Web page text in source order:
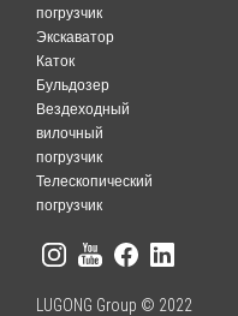
погрузчик
Экскаватор
Каток
Бульдозер
Вездеходный
вилочный
погрузчик
Телескопический
погрузчик
LUGONG Group © 2022